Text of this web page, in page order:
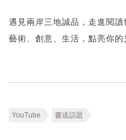
遇見兩岸三地誠品，走進閱讀
藝術、創意、生活，點亮你的
YouTube 書送話題